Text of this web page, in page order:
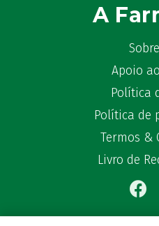
A
Apoio
Política
Política de
Termos &
Livro de